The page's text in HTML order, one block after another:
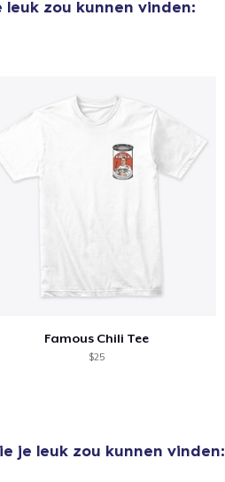
leuk zou kunnen vinden:
Famous Chili Tee
$25
je leuk zou kunnen vinden: